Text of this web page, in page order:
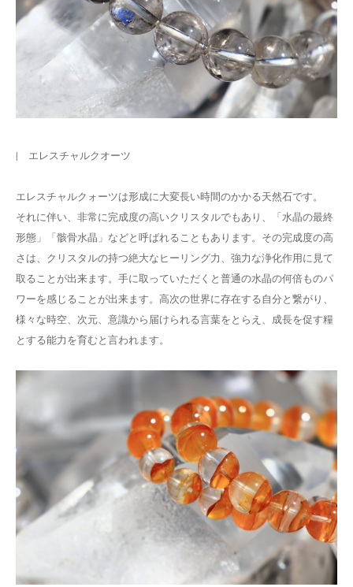
| エレスチャルクオーツ
エレスチャルクォーツは形成に大変長い時間のかかる天然石です。
それに伴い、非常に完成度の高いクリスタルでもあり、「水晶の最終
形態」「骸骨水晶」などと呼ばれることもあります。その完成度の高
さは、クリスタルの持つ絶大なヒーリング力、強力な浄化作用に見て
取ることが出来ます。手に取っていただくと普通の水晶の何倍ものパ
ワーを感じることが出来ます。高次の世界に存在する自分と繋がり、
様々な時空、次元、意識から届けられる言葉をとらえ、成長を促す糧
とする能力を育むと言われます。